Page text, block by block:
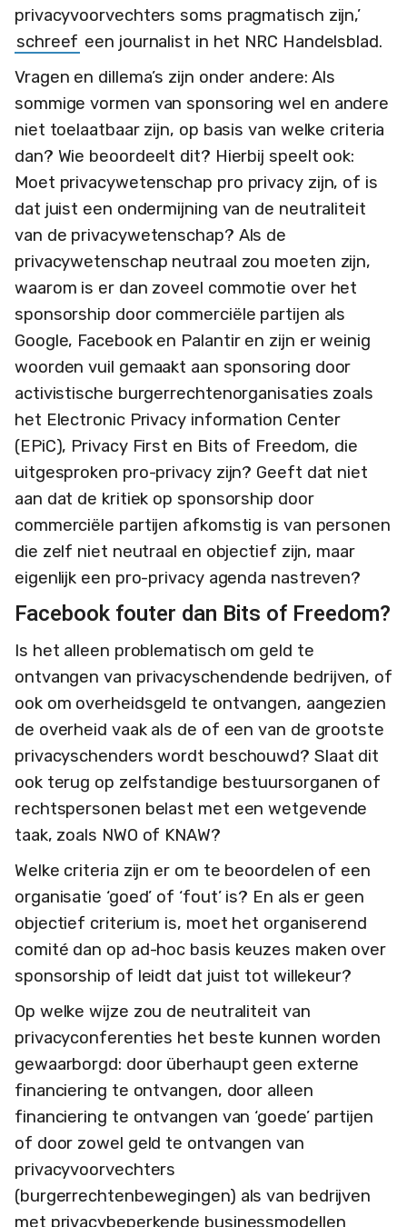
privacyvoorvechters soms pragmatisch zijn,’
schreef een journalist in het NRC Handelsblad.
Vragen en dillema’s zijn onder andere: Als
sommige vormen van sponsoring wel en andere
niet toelaatbaar zijn, op basis van welke criteria
dan? Wie beoordeelt dit? Hierbij speelt ook:
Moet privacywetenschap pro privacy zijn, of is
dat juist een ondermijning van de neutraliteit
van de privacywetenschap? Als de
privacywetenschap neutraal zou moeten zijn,
waarom is er dan zoveel commotie over het
sponsorship door commerciële partijen als
Google, Facebook en Palantir en zijn er weinig
woorden vuil gemaakt aan sponsoring door
activistische burgerrechtenorganisaties zoals
het Electronic Privacy information Center
(EPiC), Privacy First en Bits of Freedom, die
uitgesproken pro-privacy zijn? Geeft dat niet
aan dat de kritiek op sponsorship door
commerciële partijen afkomstig is van personen
die zelf niet neutraal en objectief zijn, maar
eigenlijk een pro-privacy agenda nastreven?
Facebook fouter dan Bits of Freedom?
Is het alleen problematisch om geld te
ontvangen van privacyschendende bedrijven, of
ook om overheidsgeld te ontvangen, aangezien
de overheid vaak als de of een van de grootste
privacyschenders wordt beschouwd? Slaat dit
ook terug op zelfstandige bestuursorganen of
rechtspersonen belast met een wetgevende
taak, zoals NWO of KNAW?
Welke criteria zijn er om te beoordelen of een
organisatie ‘goed’ of ‘fout’ is? En als er geen
objectief criterium is, moet het organiserend
comité dan op ad-hoc basis keuzes maken over
sponsorship of leidt dat juist tot willekeur?
Op welke wijze zou de neutraliteit van
privacyconferenties het beste kunnen worden
gewaarborgd: door überhaupt geen externe
financiering te ontvangen, door alleen
financiering te ontvangen van ‘goede’ partijen
of door zowel geld te ontvangen van
privacyvoorvechters
(burgerrechtenbewegingen) als van bedrijven
met privacybeperkende businessmodellen